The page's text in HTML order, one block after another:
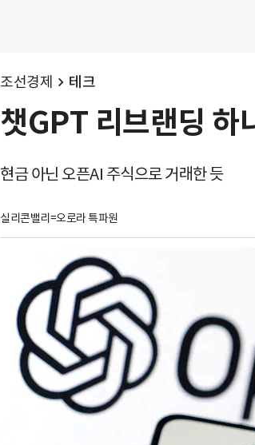
조선경제 테크
챗GPT 리브랜딩
현금 아닌 오픈AI 주식으로 거래한 듯
실리콘밸리=오로라 특파원